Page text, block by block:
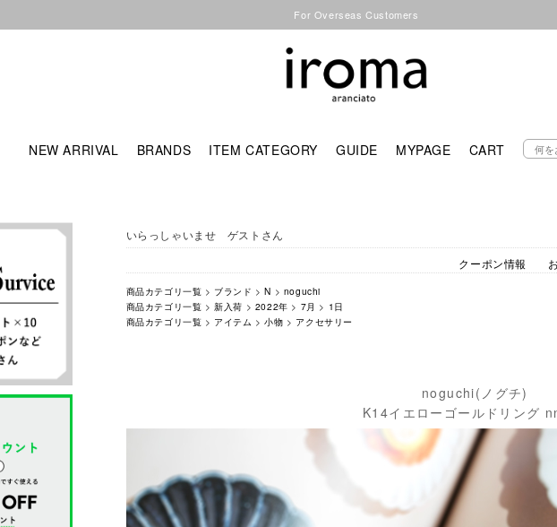
For Overseas Customers
NEW ARRIVAL BRANDS ITEM CATEGORY GUIDE MYPAGE CART
いらっしゃいませ ゲストさん
クーポン情報
商品カテゴリ一覧 > ブランド >N > noguchi
商品カテゴリ一覧 >新入荷 > 2022年 > 7月 > 1日
商品カテゴリ一覧 > アイテム >小物 > アクセサリー
noguchi(ノグチ)
K14イエローゴールドリング